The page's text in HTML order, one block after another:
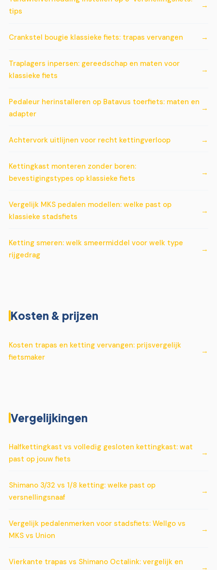
tips
Crankstel bougie klassieke fiets: trapas vervangen
Traplagers inpersen: gereedschap en maten voor
klassieke fiets
Pedaleur herinstalleren op Batavus toerfiets: maten en
adapter
Achtervork uitlijnen voor recht kettingverloop
Kettingkast monteren zonder boren:
bevestigingstypes op klassieke fiets
Vergelijk MKS pedalen modellen: welke past op
klassieke stadsfiets
Ketting smeren: welk smeermiddel voor welk type
rijgedrag
Kosten & prijzen
Kosten trapas en ketting vervangen: prijsvergelijk
fietsmaker
Vergelijkingen
Halfkettingkast vs volledig gesloten kettingkast: wat
past op jouw fiets
Shimano 3/32 vs 1/8 ketting: welke past op
versnellingsnaaf
Vergelijk pedalenmerken voor stadsfiets: Wellgo vs
MKS vs Union
Vierkante trapas vs Shimano Octalink: vergelijk en